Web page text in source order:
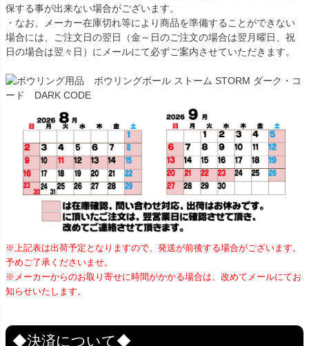
保する事が出来ない場合がございます。
・なお、メーカー在庫切れ等により商品を準備することができない
場合には、ご注文日の翌日（金～日のご注文の場合は翌月曜日、祝
日の場合は翌々日）にメールにて必ずご案内させていただきます。
※上記表は出荷予定となりますので、発送が前後する場合がございます。
予めご了承くださいませ。
※メーカーからのお取り寄せに時間がかかる場合は、改めてメールにてお
知らせいたします。
◆決済について◆